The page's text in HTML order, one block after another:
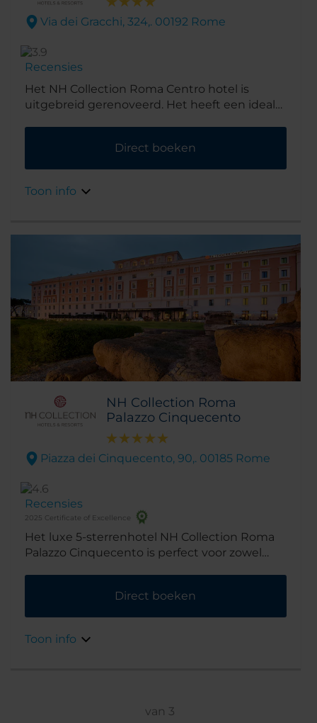
Via dei Gracchi, 324,. 00192 Rome
Recensies
Het NH Collection Roma Centro hotel is
uitgebreid gerenoveerd. Het heeft een ideale
prachtige Engelenbrug, de Engelenburcht,
Piazza Navona, het Pantheon en het heeft
wijken zoals Trastevere. Door de locatie is het
Direct boeken
Toon info
NH Collection Roma
Palazzo Cinquecento
Piazza dei Cinquecento, 90,. 00185 Rome
Recensies
2025 Certificate of Excellence
Het luxe 5-sterrenhotel NH Collection Roma
Palazzo Cinquecento is perfect voor zowel
gelegen aan het Piazza dei Cinquecento en
bevindt zich letterlijk op een paar minuten
Termini. Het hotel heeft een eigen tuin met
de deur, maar er is ook parkeergelegenheid
Direct boeken
Toon info
van 3